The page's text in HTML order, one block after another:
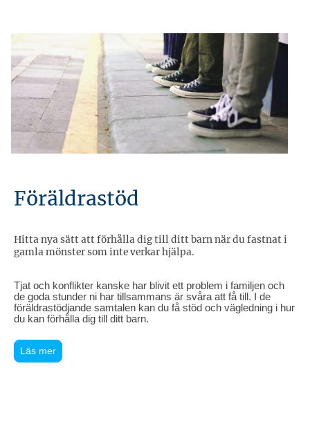
Föräldrastöd
Hitta nya sätt att förhålla dig till ditt barn när du fastnat i
gamla mönster som inte verkar hjälpa.
Tjat och konflikter kanske har blivit ett problem i familjen och
de goda stunder ni har tillsammans är svåra att få till. I de
föräldrastödjande samtalen kan du få stöd och vägledning i hur
du kan förhålla dig till ditt barn.
Läs mer